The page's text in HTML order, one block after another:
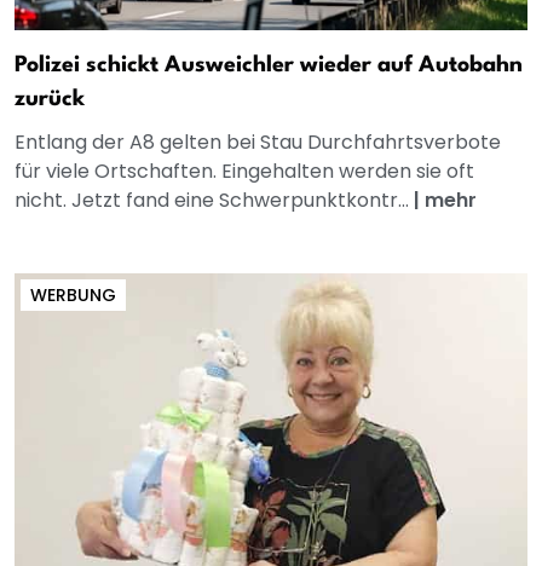
Polizei schickt Ausweichler wieder auf Autobahn
zurück
Entlang der A8 gelten bei Stau Durchfahrtsverbote
für viele Ortschaften. Eingehalten werden sie oft
nicht. Jetzt fand eine Schwerpunktkontr... | mehr
WERBUNG